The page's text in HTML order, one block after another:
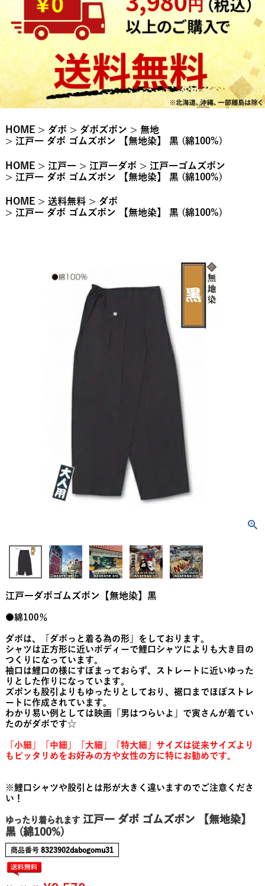
HOME ダボ ダボズボン
無地
江戸一 ダボ ゴムズボン 【無地染】 黒 (綿100%)
HOME 江戸一 江戸一ダボ
江戸一ゴムズボン
江戸一 ダボ ゴムズボン 【無地染】 黒 (綿100%)
HOME 送料無料
ダボ
江戸一 ダボ ゴムズボン 【無地染】 黒 (綿100%)
江戸一ダボゴムズボン【無地染】黒
●綿100％
ダボは、「ダボっと着る為の形」をしております。
シャツは正方形に近いボディーで鯉口シャツによりも大き目の
つくりになっています。
袖口は鯉口の様にすぼまっておらず、ストレートに近いゆった
りとした作りになっています。
ズボンも股引よりもゆったりとしており、裾口までほぼストレ
ートに作成されています。
わかり易い例としては映画「男はつらいよ」で寅さんが着てい
たのがダボです☆
「小細」「中細」「大細」「特大細」サイズは従来サイズより
もピッタリめをお好みの方や女性の方に特にお勧めです。
※鯉口シャツや股引とは形が大きく違いますのでご注意くださ
い！
ゆったり着られます 江戸一 ダボ ゴムズボン 【無地染】
黒 (綿100%)
商品番号 8323902dabogomu31